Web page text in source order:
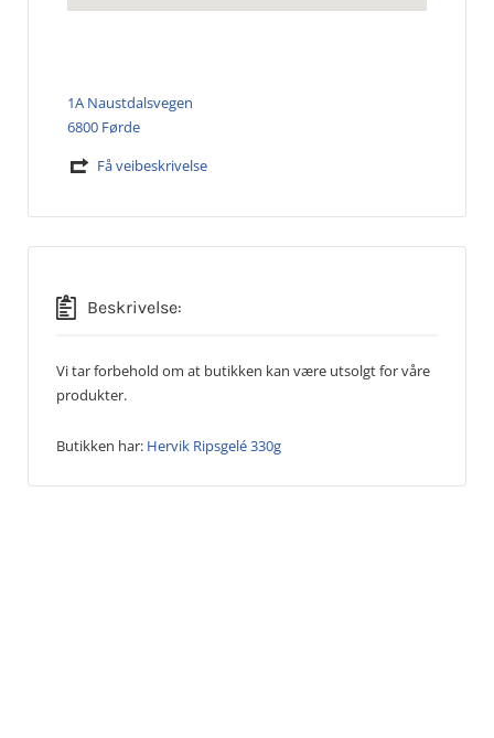
1A Naustdalsvegen
6800 Førde
Få veibeskrivelse
Beskrivelse:
Vi tar forbehold om at butikken kan være utsolgt for våre
produkter.
Butikken har: Hervik Ripsgelé 330g